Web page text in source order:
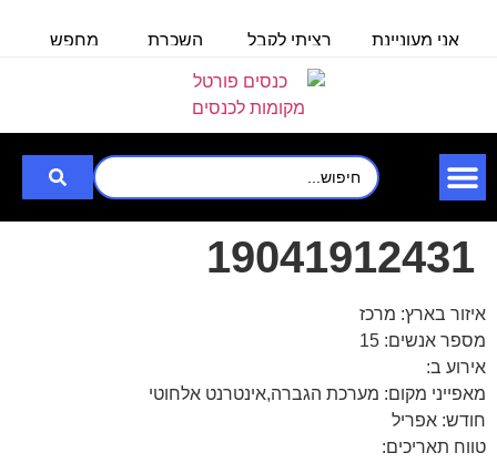
אני מעוניינת
רציתי לקבל
פרטים לכנס
לעובדים
השכרת
אולם/
כיתה
לצורך
מחפש
3000
19041912431
איזור בארץ: מרכז
מספר אנשים: 15
אירוע ב:
מאפייני מקום: מערכת הגברה,אינטרנט אלחוטי
חודש: אפריל
טווח תאריכים: